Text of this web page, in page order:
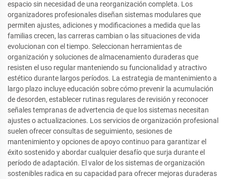
espacio sin necesidad de una reorganización completa. Los
organizadores profesionales diseñan sistemas modulares que
permiten ajustes, adiciones y modificaciones a medida que las
familias crecen, las carreras cambian o las situaciones de vida
evolucionan con el tiempo. Seleccionan herramientas de
organización y soluciones de almacenamiento duraderas que
resisten el uso regular manteniendo su funcionalidad y atractivo
estético durante largos períodos. La estrategia de mantenimiento a
largo plazo incluye educación sobre cómo prevenir la acumulación
de desorden, establecer rutinas regulares de revisión y reconocer
señales tempranas de advertencia de que los sistemas necesitan
ajustes o actualizaciones. Los servicios de organización profesional
suelen ofrecer consultas de seguimiento, sesiones de
mantenimiento y opciones de apoyo continuo para garantizar el
éxito sostenido y abordar cualquier desafío que surja durante el
período de adaptación. El valor de los sistemas de organización
sostenibles radica en su capacidad para ofrecer mejoras duraderas